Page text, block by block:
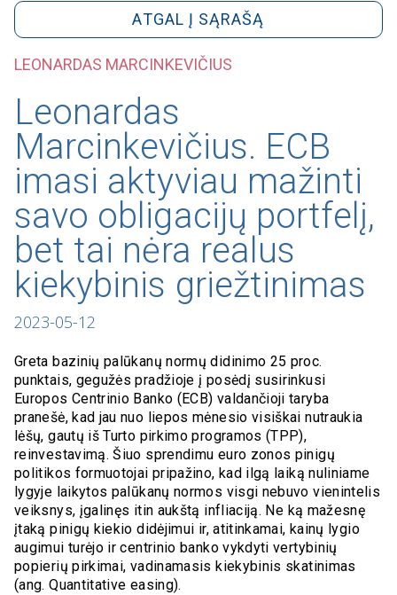
ATGAL Į SĄRAŠĄ
LEONARDAS MARCINKEVIČIUS
Leonardas
Marcinkevičius. ECB
imasi aktyviau mažinti
savo obligacijų portfelį,
bet tai nėra realus
kiekybinis griežtinimas
2023-05-12
Greta bazinių palūkanų normų didinimo 25 proc.
punktais, gegužės pradžioje į posėdį susirinkusi
Europos Centrinio Banko (ECB) valdančioji taryba
pranešė, kad jau nuo liepos mėnesio visiškai nutraukia
lėšų, gautų iš Turto pirkimo programos (TPP),
reinvestavimą. Šiuo sprendimu euro zonos pinigų
politikos formuotojai pripažino, kad ilgą laiką nuliniame
lygyje laikytos palūkanų normos visgi nebuvo vienintelis
veiksnys, įgalinęs itin aukštą infliaciją. Ne ką mažesnę
įtaką pinigų kiekio didėjimui ir, atitinkamai, kainų lygio
augimui turėjo ir centrinio banko vykdyti vertybinių
popierių pirkimai, vadinamasis kiekybinis skatinimas
(ang. Quantitative easing).